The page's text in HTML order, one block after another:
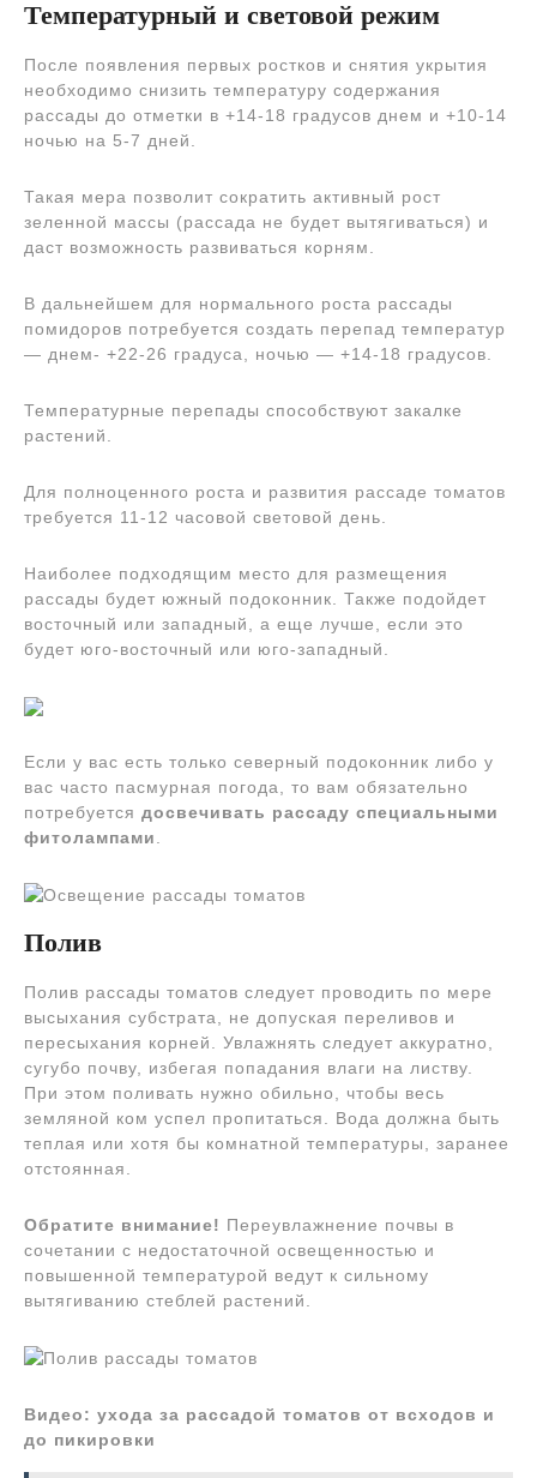
Температурный и световой режим
После появления первых ростков и снятия укрытия
необходимо снизить температуру содержания
рассады до отметки в +14-18 градусов днем и +10-14
ночью на 5-7 дней.
Такая мера позволит сократить активный рост
зеленной массы (рассада не будет вытягиваться) и
даст возможность развиваться корням.
В дальнейшем для нормального роста рассады
помидоров потребуется создать перепад температур
— днем- +22-26 градуса, ночью — +14-18 градусов.
Температурные перепады способствуют закалке
растений.
Для полноценного роста и развития рассаде томатов
требуется 11-12 часовой световой день.
Наиболее подходящим место для размещения
рассады будет южный подоконник. Также подойдет
восточный или западный, а еще лучше, если это
будет юго-восточный или юго-западный.
Если у вас есть только северный подоконник либо у
вас часто пасмурная погода, то вам обязательно
потребуется досвечивать рассаду специальными
фитолампами
Полив
Полив рассады томатов следует проводить по мере
высыхания субстрата, не допуская переливов и
пересыхания корней. Увлажнять следует аккуратно,
сугубо почву, избегая попадания влаги на листву.
При этом поливать нужно обильно, чтобы весь
земляной ком успел пропитаться. Вода должна быть
теплая или хотя бы комнатной температуры, заранее
отстоянная.
Обратите внимание! Переувлажнение почвы в
сочетании с недостаточной освещенностью и
повышенной температурой ведут к сильному
вытягиванию стеблей растений.
Видео: ухода за рассадой томатов от всходов и
до пикировки